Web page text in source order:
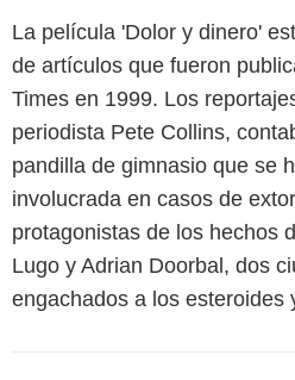
La película 'Dolor y dinero'
de artículos que fueron
Times en 1999. Los
periodista Pete Collins,
pandilla de gimnasio que se
involucrada en casos de
protagonistas de los hechos
Lugo y Adrian Doorbal, dos
engachados a los esteroides